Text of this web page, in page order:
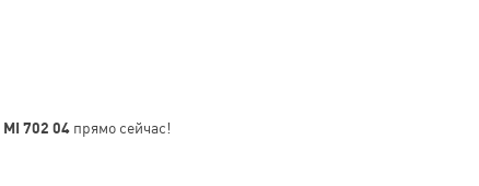
MI 702 04 прямо сейчас!